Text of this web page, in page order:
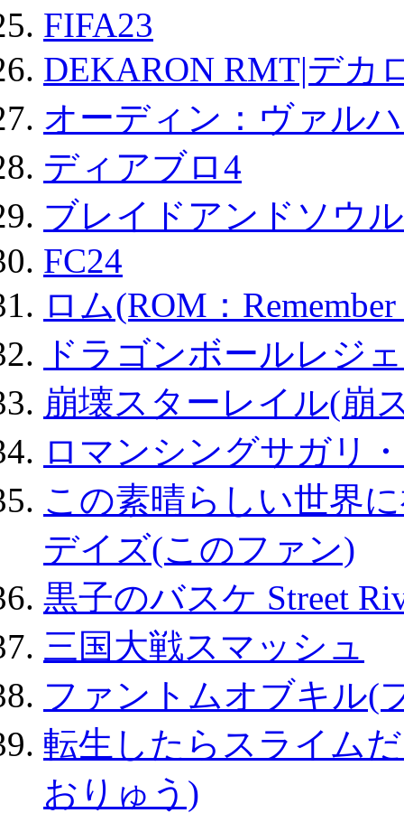
FIFA23
DEKARON RMT|デカ
オーディン：ヴァル
ディアブロ4
ブレイドアンドソウ
FC24
ロム(ROM：
ドラゴンボールレジ
崩壊スターレイル(崩
ロマンシングサガリ
この素晴らしい世界
デイズ(このファン)
黒子のバスケ Street
三国大戦スマッシュ
ファントムオブキル(
転生したらスライム
おりゅう)